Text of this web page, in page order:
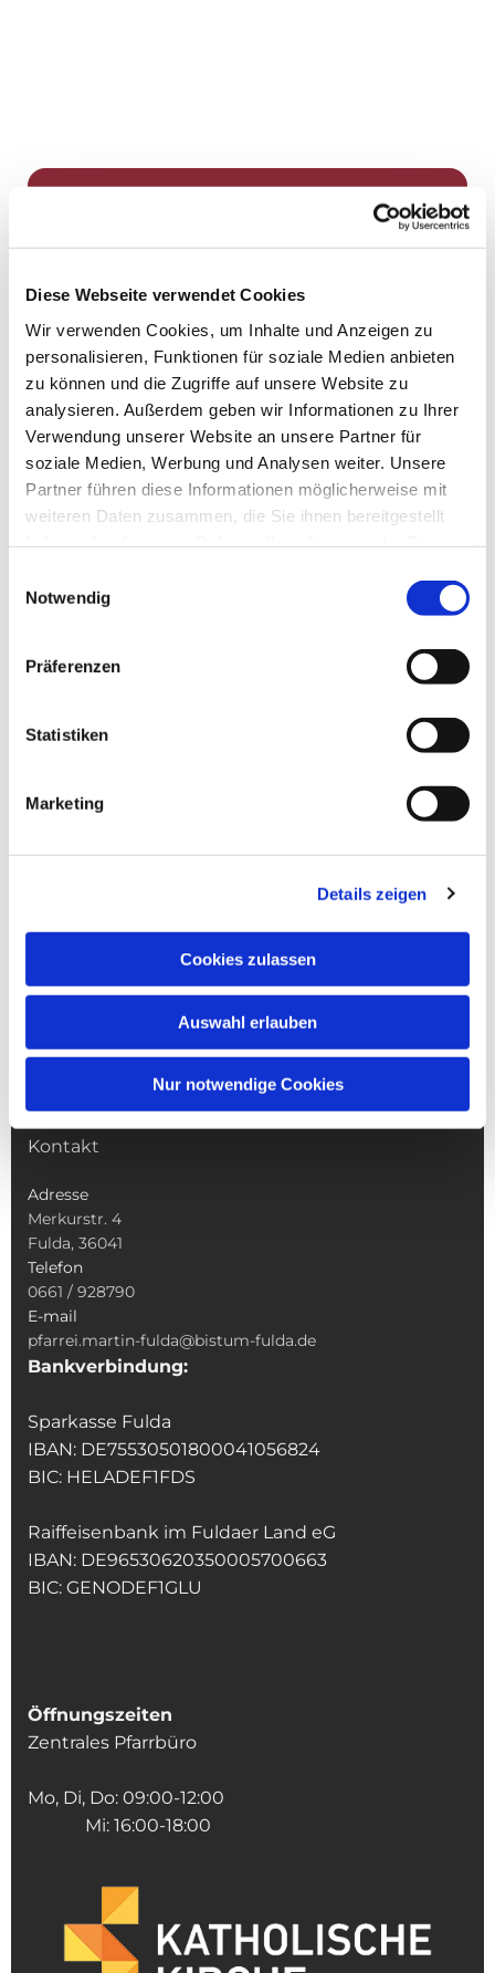
Diese Webseite verwendet Cookies
Wir verwenden Cookies, um Inhalte und Anzeigen zu
personalisieren, Funktionen für soziale Medien anbieten
zu können und die Zugriffe auf unsere Website zu
analysieren. Außerdem geben wir Informationen zu Ihrer
Verwendung unserer Website an unsere Partner für
soziale Medien, Werbung und Analysen weiter. Unsere
Partner führen diese Informationen möglicherweise mit
weiteren Daten zusammen, die Sie ihnen bereitgestellt
Notwendig
Präferenzen
Statistiken
Marketing
Details zeigen
Cookies zulassen
Auswahl erlauben
Nur notwendige Cookies
Dies könnte Sie auch
Gottesdienste
Veranstaltungen & Angebote
Kindertagesstätte St. Andreas
Kontakt
Adresse
Merkurstr. 4
Fulda, 36041
Telefon
0661 / 928790
E-mail
pfarrei.martin-fulda@bistum-fulda.de
Bankverbindung:
Sparkasse Fulda
IBAN: DE75530501800041056824
BIC: HELADEF1FDS
Raiffeisenbank im Fuldaer Land eG
IBAN: DE96530620350005700663
BIC: GENODEF1GLU
Öffnungszeiten
Zentrales Pfarrbüro
Mo, Di, Do: 09:00-12:00
Mi: 16:00-18:00